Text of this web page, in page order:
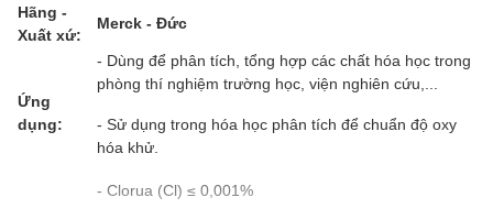
Hãng -
Xuất xứ:
Merck - Đức
Ứng
dụng:
- Dùng để phân tích, tổng hợp các chất hóa học trong
phòng thí nghiệm trường học, viện nghiên cứu,...
- Sử dụng trong hóa học phân tích để chuẩn độ oxy
hóa khử.
- Clorua (Cl) ≤ 0,001%